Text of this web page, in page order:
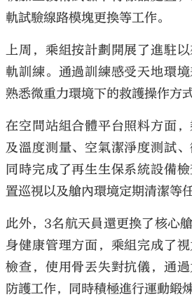
軌試驗線路模塊更換等工作。
上周，乘組按計劃開展了進駐
軌訓練。通過訓練感受天地環
熟悉微重力環境下的救護操作方
在空間站組合體平台照料方面
及溫度測量、空氣潔淨度測試、
同時完成了再生生保系統設備
置巡視以及艙內環境定期清潔等任
此外，3名航天員還更換了核心
身健康管理方面，乘組完成了
檢查，使用骨丟失對抗儀，通
防護工作，同時積極進行運動鍛煉